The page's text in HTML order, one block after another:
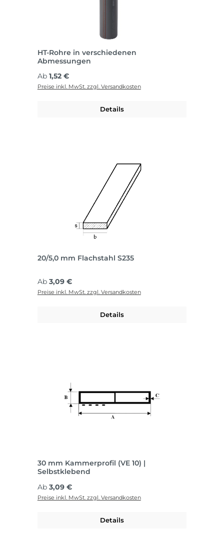
HT-Rohre in verschiedenen
Abmessungen
Regulärer Preis:
Ab 1,52 €
Preise inkl. MwSt. zzgl. Versandkosten
Details
20/5,0 mm Flachstahl S235
Regulärer Preis:
Ab 3,09 €
Preise inkl. MwSt. zzgl. Versandkosten
Details
30 mm Kammerprofil (VE 10) |
Selbstklebend
Regulärer Preis:
Ab 3,09 €
Preise inkl. MwSt. zzgl. Versandkosten
Details